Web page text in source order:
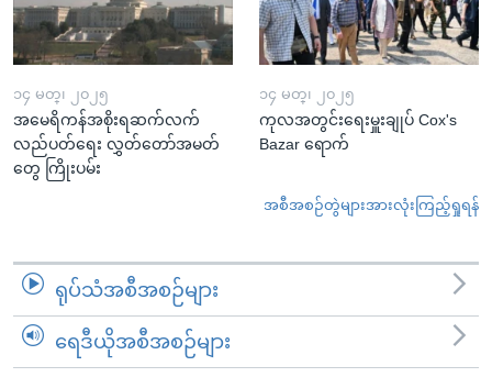
၁၄ မတ္၊ ၂၀၂၅
အမေရိကန်အစိုးရဆက်လက်
လည်ပတ်ရေး လွှတ်တော်အမတ်
တွေ ကြိုးပမ်း
၁၄ မတ္၊ ၂၀၂၅
ကုလအတွင်းရေးမှူးချုပ် Cox's
Bazar ရောက်
အစီအစဉ်တွဲများအားလုံးကြည့်ရှုရန်
ရုပ်သံအစီအစဉ်များ
ရေဒီယိုအစီအစဉ်များ